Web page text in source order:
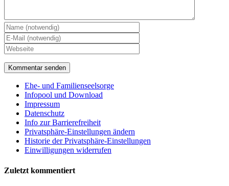
Ehe- und Familienseelsorge
Infopool und Download
Impressum
Datenschutz
Info zur Barrierefreiheit
Privatsphäre-Einstellungen ändern
Historie der Privatsphäre-Einstellungen
Einwilligungen widerrufen
Zuletzt kommentiert